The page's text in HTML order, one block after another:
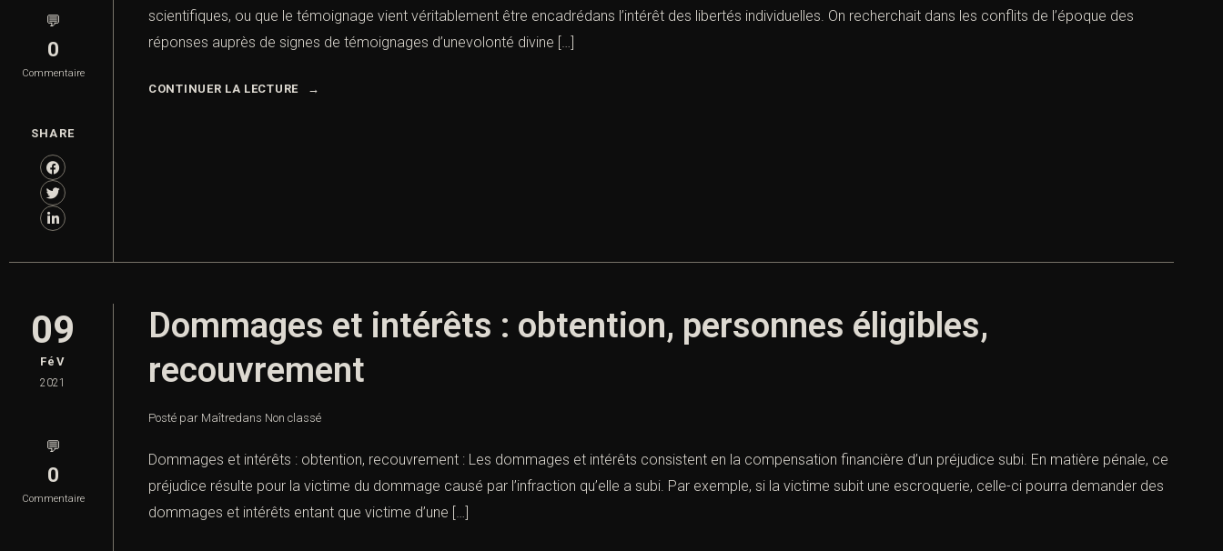
💬
0
Commentaire
SHARE
scientifiques, ou que le témoignage vient véritablement être encadrédans l’intérêt des libertés individuelles. On recherchait dans les conflits de l’époque des
réponses auprès de signes de témoignages d’unevolonté divine […]
CONTINUER LA LECTURE
09
FéV
2021
💬
0
Commentaire
Dommages et intérêts : obtention, personnes éligibles,
recouvrement
Posté par Maîtredans Non classé
Dommages et intérêts : obtention, recouvrement : Les dommages et intérêts consistent en la compensation financière d’un préjudice subi. En matière pénale, ce
préjudice résulte pour la victime du dommage causé par l’infraction qu’elle a subi. Par exemple, si la victime subit une escroquerie, celle-ci pourra demander des
dommages et intérêts entant que victime d’une […]